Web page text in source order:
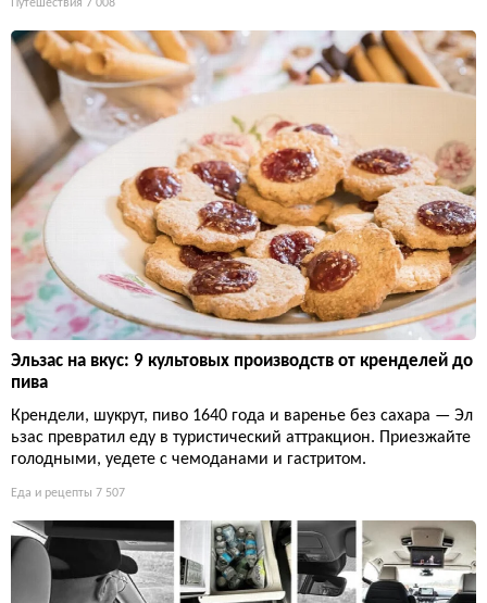
Путешествия 7 008
Эльзас на вкус: 9 культовых производств от кренделей до
пива
Крендели, шукрут, пиво 1640 года и варенье без сахара — Эл
ьзас превратил еду в туристический аттракцион. Приезжайте
голодными, уедете с чемоданами и гастритом.
Еда и рецепты 7 507